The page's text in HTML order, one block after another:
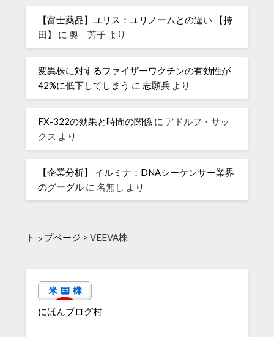
【富士薬品】ユリス：ユリノームとの違い 【持
田】
に奧 芳子 より
変異株に対するファイザーワクチンの有効性が
42%に低下してしまう に志願兵 より
FX-322の効果と時間の関係 に アドルフ・サッ
クス より
【企業分析】 イルミナ：DNAシーケンサー業界
のグーグル に名無し より
トップページ >VEEVA株
にほんブログ村